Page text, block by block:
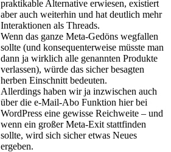
praktikable Alternative erwiesen, existiert
aber auch weiterhin und hat deutlich mehr
Interaktionen als Threads.
Wenn das ganze Meta-Gedöns wegfallen
sollte (und konsequenterweise müsste man
dann ja wirklich alle genannten Produkte
verlassen), würde das sicher besagten
herben Einschnitt bedeuten.
Allerdings haben wir ja inzwischen auch
über die e-Mail-Abo Funktion hier bei
WordPress eine gewisse Reichweite – und
wenn ein großer Meta-Exit stattfinden
sollte, wird sich sicher etwas Neues
ergeben.